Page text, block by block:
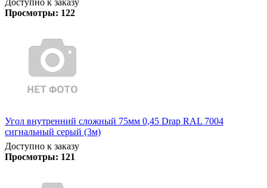
Просмотры: 122
Угол внутренний сложный 75мм 0,45 Drap RAL 7004
сигнальный серый (3м)
Доступно к заказу
Просмотры: 121